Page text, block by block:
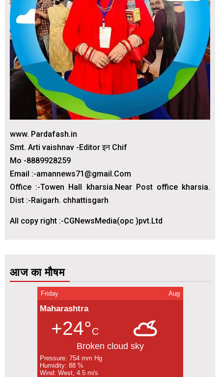
www. Pardafash.in
Smt. Arti vaishnav -Editor इन Chif
Mo -8889928259
Email :-amannews71@gmail.Com
Office :-Towen Hall kharsia.Near Post office kharsia.
Dist :-Raigarh. chhattisgarh
All copy right :-CGNewsMedia(opc )pvt.Ltd
आज का मौषम
Friday Aug
Maharashtra
+24°C
Broken cloud sky
Pressure: 754 mm Hg
Humidity: 88 %
Wind: West, 4.5 m/s